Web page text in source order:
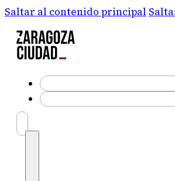
Saltar al contenido principal